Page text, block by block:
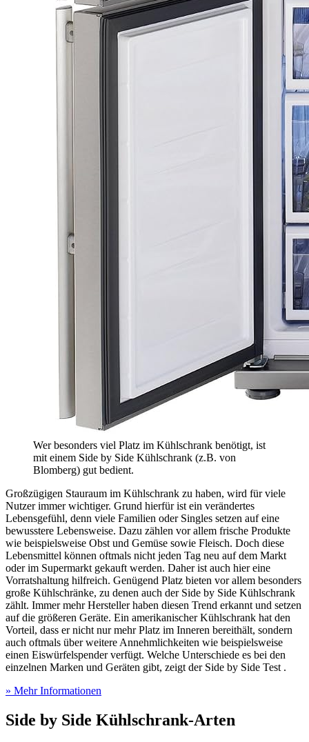
Wer besonders viel Platz im Kühlschrank benötigt, ist
mit einem Side by Side Kühlschrank (z.B. von
Blomberg) gut bedient.
Großzügigen Stauraum im Kühlschrank zu haben, wird für viele
Nutzer immer wichtiger. Grund hierfür ist ein verändertes
Lebensgefühl, denn viele Familien oder Singles setzen auf eine
bewusstere Lebensweise. Dazu zählen vor allem frische Produkte
wie beispielsweise Obst und Gemüse sowie Fleisch. Doch diese
Lebensmittel können oftmals nicht jeden Tag neu auf dem Markt
oder im Supermarkt gekauft werden. Daher ist auch hier eine
Vorratshaltung hilfreich. Genügend Platz bieten vor allem besonders
große Kühlschränke, zu denen auch der Side by Side Kühlschrank
zählt. Immer mehr Hersteller haben diesen Trend erkannt und setzen
auf die größeren Geräte. Ein amerikanischer Kühlschrank hat den
Vorteil, dass er nicht nur mehr Platz im Inneren bereithält, sondern
auch oftmals über weitere Annehmlichkeiten wie beispielsweise
einen Eiswürfelspender verfügt. Welche Unterschiede es bei den
einzelnen Marken und Geräten gibt, zeigt der Side by Side Test .
» Mehr Informationen
Side by Side Kühlschrank-Arten